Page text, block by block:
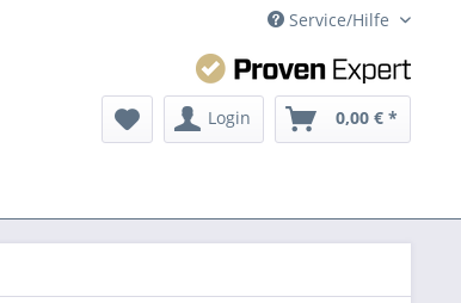
Service/Hilfe
Login 0,00 € *